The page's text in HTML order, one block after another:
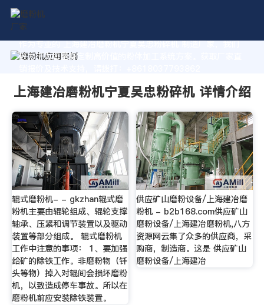
作为专业的 上海建冶磨粉机宁夏吴忠粉碎机 制造厂家，我们
致力于为您量身定制高价值的粉体加工系统方案。获取厂家直
上海建冶磨粉机宁夏吴忠粉碎机 详情介绍
辊式磨粉机- - gkzhan辊式磨
粉机主要由辊轮组成、辊轮支撑
轴承、压紧和调节装置以及驱动
装置等部分组成。 辊式磨粉机
工作中注意的事项： 1、要加强
给矿的除铁工作。非磨粉物（钎
头等物）掉入对辊间会损坏磨粉
机，以致造成停车事故。所以在
磨粉机前应安装除铁装置。
供应矿山磨粉设备/上海建冶磨
粉机 - b2b168.com供应矿山
磨粉设备/上海建冶磨粉机,八方
资源网云集了众多的供应商，采
购商，制造商。这是 供应矿山
磨粉设备/上海建冶